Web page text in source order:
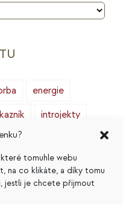
tomuhle webu
na co klikáte, a díky tomu
jestli je chcete přijmout
energie
introjekty
mindset
prodej